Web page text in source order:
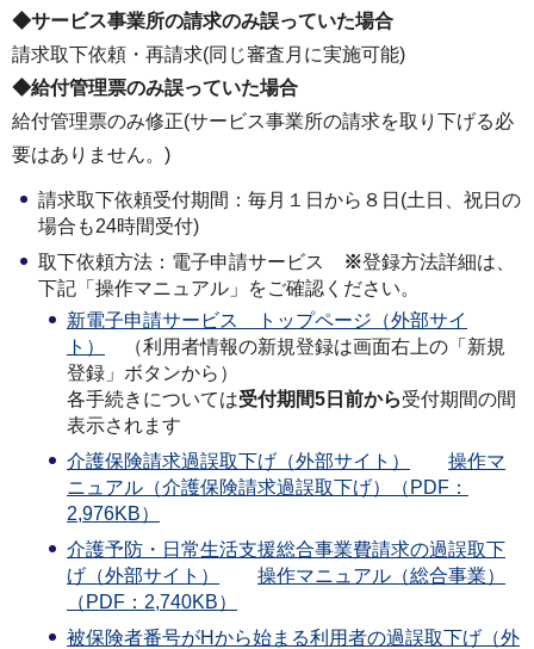
◆サービス事業所の請求のみ誤っていた場合
請求取下依頼・再請求(同じ審査月に実施可能)
◆給付管理票のみ誤っていた場合
給付管理票のみ修正(サービス事業所の請求を取り下げる必
要はありません。)
請求取下依頼受付期間：毎月１日から８日(土日、祝日の
場合も24時間受付)
取下依頼方法：電子申請サービス
※登録方法詳細は、
下記「操作マニュアル」をご確認ください。
新電子申請サービス トップページ（外部サイ
ト）
（利用者情報の新規登録は画面右上の「新規
登録」ボタンから）
各手続きについては受付期間5日前から受付期間の間
表示されます
介護保険請求過誤取下げ（外部サイト）
操作マ
ニュアル（介護保険請求過誤取下げ）（PDF：
2,976KB）
介護予防・日常生活支援総合事業費請求の過誤取下
げ（外部サイト）
操作マニュアル（総合事業）
（PDF：2,740KB）
被保険者番号がHから始まる利用者の過誤取下げ（外